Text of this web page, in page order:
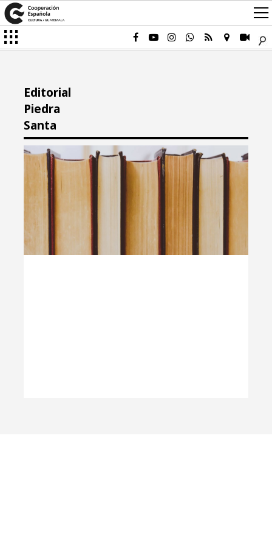
Editorial
Piedra
Santa